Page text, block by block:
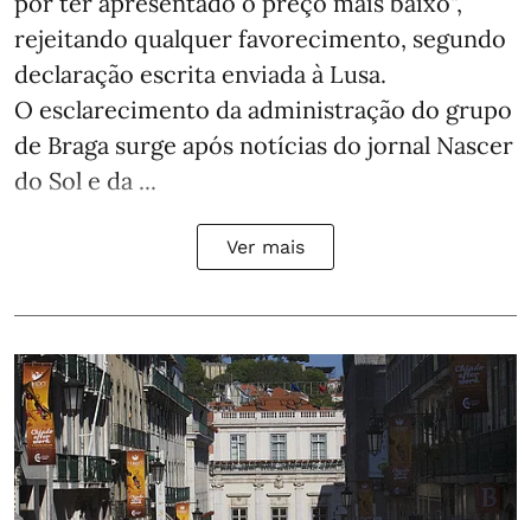
rejeitando qualquer favorecimento, segundo
declaração escrita enviada à Lusa.
O esclarecimento da administração do grupo
de Braga surge após notícias do jornal Nascer
do Sol e da ...
Ver mais